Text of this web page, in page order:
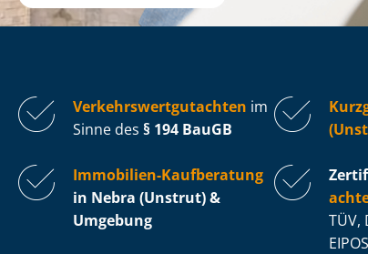
Ver­kehrs­wert­gut­ach­ten im
Sinne des § 194 BauGB
Immobilien-Kaufberatung
in Nebra (Unstrut) &
Umgebung
TÜV,
EIPOS